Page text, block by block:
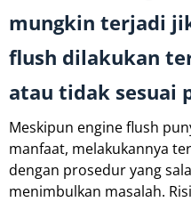
mungkin terjadi
flush dilakukan
atau tidak sesuai
Meskipun engine flush
manfaat, melakukannya
dengan prosedur yang
menimbulkan masalah.